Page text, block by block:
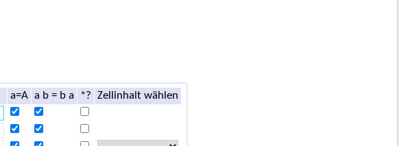
a=A a b = b a *?
Zellinhalt wählen